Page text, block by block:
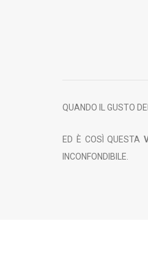
QUANDO IL GUSTO DEL
ED È COSÌ QUESTA
INCONFONDIBILE.